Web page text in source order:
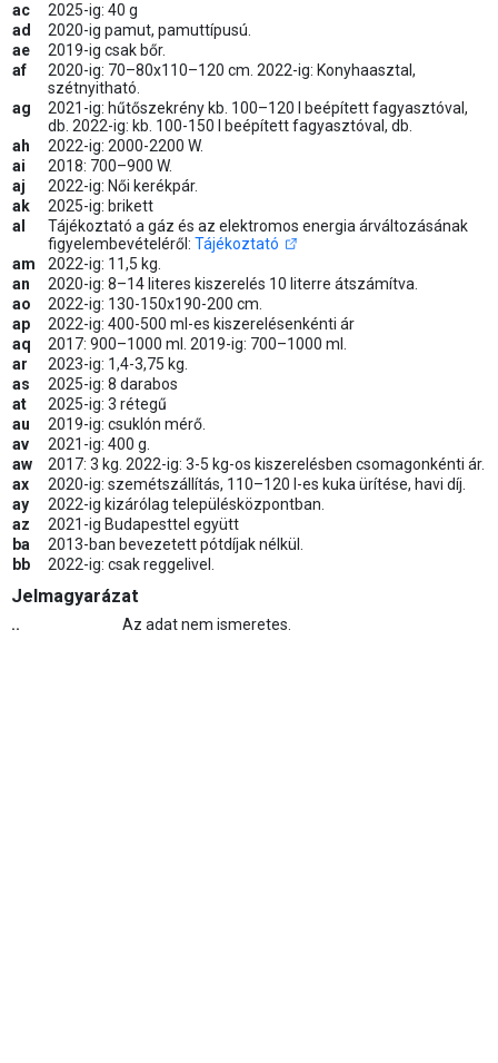
ac
2025-ig: 40 g
ad
2020-ig pamut, pamuttípusú.
ae
2019-ig csak bőr.
af
2020-ig: 70–80x110–120 cm. 2022-ig: Konyhaasztal,
szétnyitható.
ag
2021-ig: hűtőszekrény kb. 100–120 l beépített fagyasztóval,
db. 2022-ig: kb. 100-150 l beépített fagyasztóval, db.
ah
2022-ig: 2000-2200 W.
ai
2018: 700–900 W.
aj
2022-ig: Női kerékpár.
ak
2025-ig: brikett
al
Tájékoztató a gáz és az elektromos energia árváltozásának
figyelembevételéről: Tájékoztató
am
2022-ig: 11,5 kg.
an
2020-ig: 8–14 literes kiszerelés 10 literre átszámítva.
ao
2022-ig: 130-150x190-200 cm.
ap
2022-ig: 400-500 ml-es kiszerelésenkénti ár
aq
2017: 900–1000 ml. 2019-ig: 700–1000 ml.
ar
2023-ig: 1,4-3,75 kg.
as
2025-ig: 8 darabos
at
2025-ig: 3 rétegű
au
2019-ig: csuklón mérő.
av
2021-ig: 400 g.
aw
2017: 3 kg. 2022-ig: 3-5 kg-os kiszerelésben csomagonkénti ár.
ax
2020-ig: szemétszállítás, 110–120 l-es kuka ürítése, havi díj.
ay
2022-ig kizárólag településközpontban.
az
2021-ig Budapesttel együtt
ba
2013-ban bevezetett pótdíjak nélkül.
bb
2022-ig: csak reggelivel.
Jelmagyarázat
.. Az adat nem ismeretes.